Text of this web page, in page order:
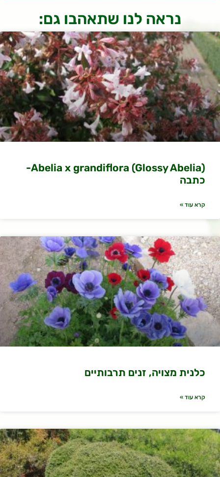
נראה לנו שתאהבו גם:
(Abelia x grandiflora (Glossy Abelia-
כתבה
קרא עוד »
כלנית מצויה, זנים תרבותיים
קרא עוד »